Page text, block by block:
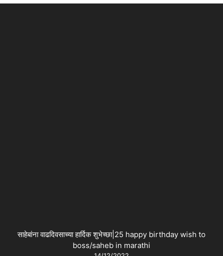
साहेबांना वाढदिवसाच्या हार्दिक शुभेच्छा|25 happy birthday wish to
boss/saheb in marathi